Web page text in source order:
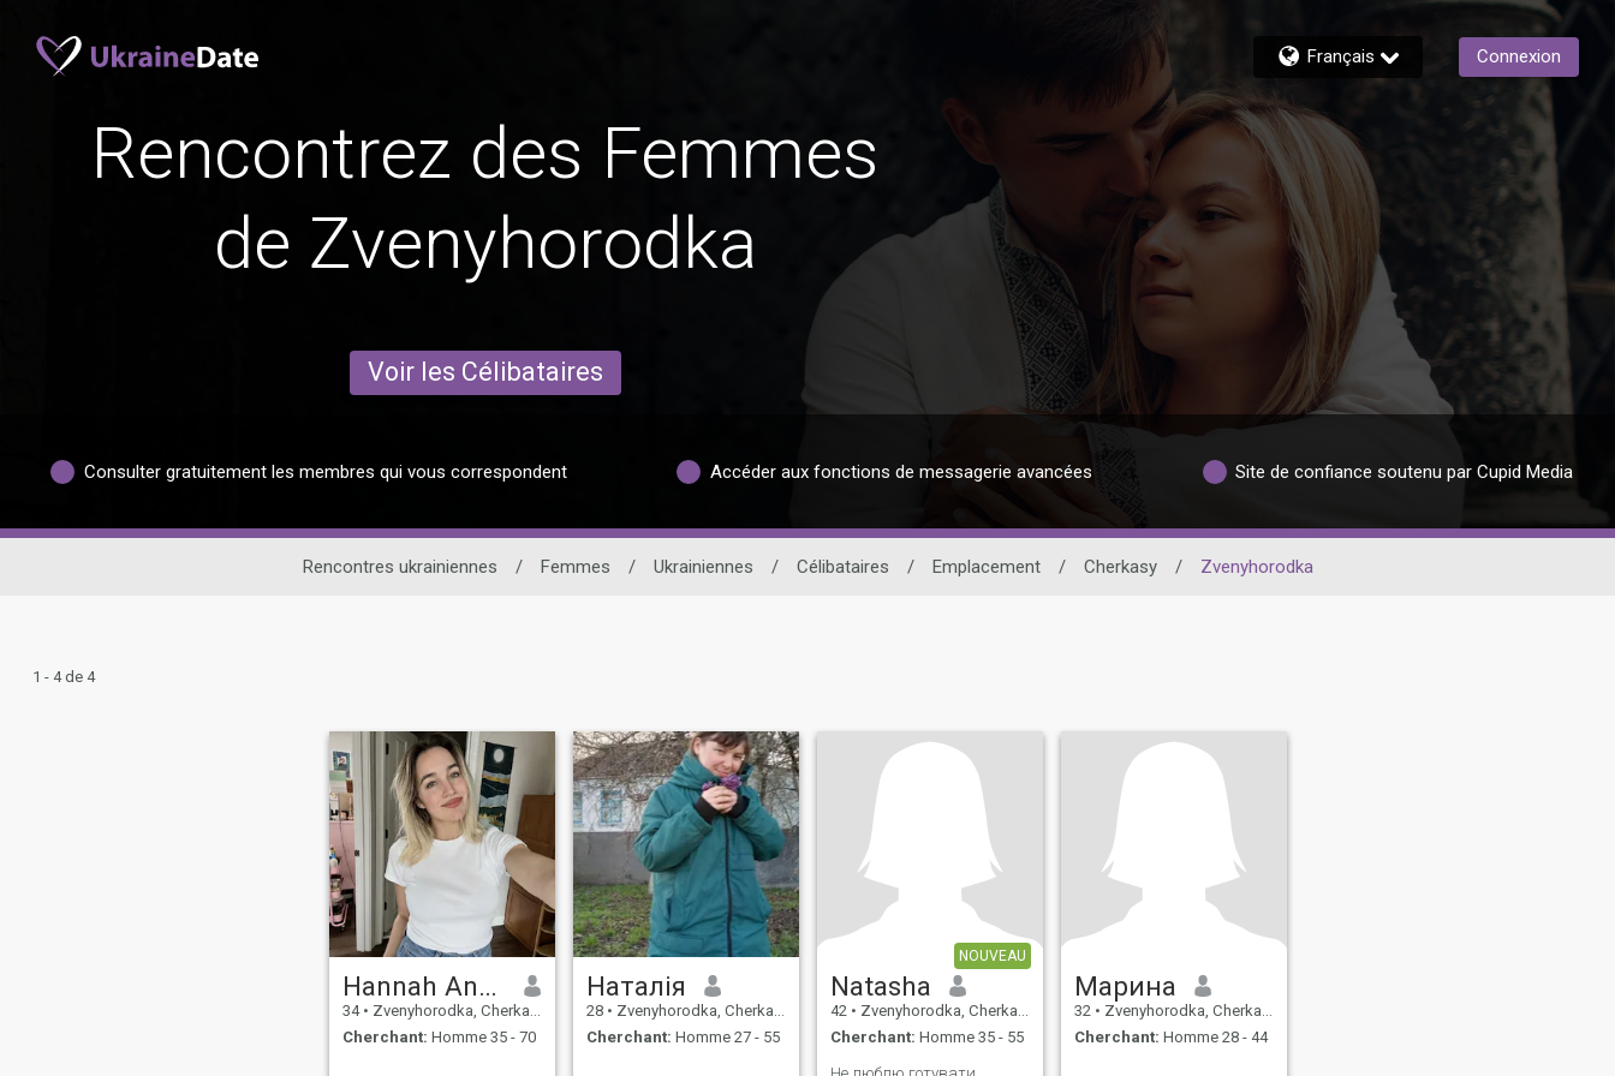
Français Connexion
Rencontrez des Femmes
de Zvenyhorodka
Voir les Célibataires
Consulter gratuitement les membres qui vous correspondent Accéder aux fonctions de messagerie avancées Site de confiance soutenu par Cupid Media
Rencontres ukrainiennes / Femmes / Ukrainiennes / Célibataires / Emplacement / Cherkasy / Zvenyhorodka
1 - 4 de 4
Hannah Angelina
34 • Zvenyhorodka, Cherkasy, Ukraine
Cherchant: Homme 35 - 70
Наталія
28 • Zvenyhorodka, Cherkasy, Ukraine
Cherchant: Homme 27 - 55
NOUVEAU
Natasha
42 • Zvenyhorodka, Cherkasy, Ukraine
Cherchant: Homme 35 - 55
Марина
32 • Zvenyhorodka, Cherkasy, Ukraine
Cherchant: Homme 28 - 44